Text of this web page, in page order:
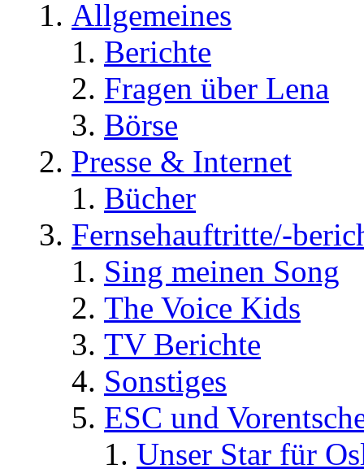
Allgemeines
Berichte
Fragen über Lena
Börse
Presse & Internet
Bücher
Fernsehauftritte/-
Sing meinen Song
The Voice Kids
TV Berichte
Sonstiges
ESC und
Unser Star für